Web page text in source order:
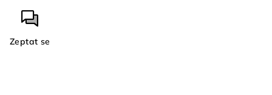
Zeptat se